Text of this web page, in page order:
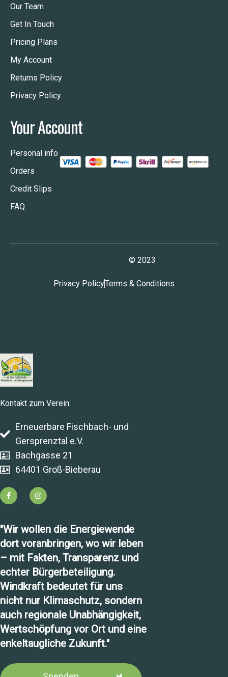
Our Team
Get In Touch
Pricing Plans
My Account
Returns Policy
Privacy Policy
Your Account
Personal info
Orders
Credit Slips
FAQ
© 2023
Privacy PolicyTerms & Conditions
Kontakt zum Verein:
Erneuerbare Fischbach- und
Gersprenztal e.V.
Bachgasse 21
64401 Groß-Bieberau
"Wir wollen die Energiewende
dort voranbringen, wo wir leben
– mit Fakten, Transparenz und
echter Bürgerbeteiligung.
Windkraft bedeutet für uns
nicht nur Klimaschutz, sondern
auch regionale Unabhängigkeit,
Wertschöpfung vor Ort und eine
enkeltaugliche Zukunft."